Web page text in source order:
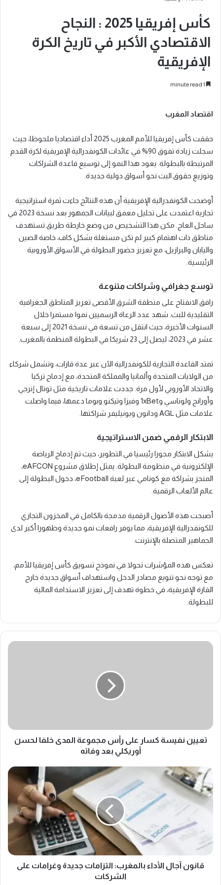
كأس إفريقيا 2025 : النجاح
الاقتصادي الأكبر في تاريخ الكرة
الإفريقية
اقتصاد المغرب
حققت كأس إفريقيا للأمم المغرب 2025 أداء اقتصاديا ملحوظا، حيث
سجلت زيادة تفوق 90% في عائدات الكونفدرالية الإفريقية لكرة القدم
المرتبطة بالبطولة. يعود هذا النمو إلى توسيع قاعدة الشراكات
وتوزيع حقوق البث نحو أسواق دولية جديدة.
أوضحت الكونفدرالية الإفريقية أن هذه النتائج جاءت ثمرة استراتيجية
تجارية اعتمدت على تحليل معمق لبيانات الجمهور بعد نسخة 2023 في
ساحل العاج. مكن هذا التشخيص من وضع خارطة طريق تستهدف
مناطق ذات اهتمام كبير لم تكن مستغلة بشكل كاف، خاصة الصين
واليابان والبرازيل، مع تعزيز حضور البطولة في الأسواق الأوروبية
الرئيسية.
توسع جغرافي وشراكات متنوعة
رافق الانفتاح على منطقة الشرق الأقصى تعزيز المناطق الجغرافية
التقليدية للبث. شهد عدد الرعاة الرسميين نموا مستمرا خلال
السنوات الأخيرة، حيث انتقل من تسعة في نسخة 2021 إلى سبعة
عشر في 2023، ليصل إلى 23 شريكا في البطولة المنظمة بالمغرب.
تمتد القاعدة التجارية للكونفدرالية الآن عبر عدة قارات، وتشمل شركاء
من الولايات المتحدة وألمانيا والمملكة المتحدة، مع إدماج تركيا
والاتحاد الأوروبي لأول مرة. جددت علامات تاريخية مثل توتال إنرجي
وأورانج ولوناسي و1xBet وفيزا وتيكنو وبوما دعمها، فيما واصلت
علامات مثل AGL ودانون ويونيليفر شراكتها.
الابتكار الرقمي ضمن الاستراتيجية
يشكل الابتكار محورا رئيسيا في التطوير، حيث تم إدماج الرياضة
الإلكترونية في منظومة البطولة. يمثل إطلاق مشروع eAFCON،
المنجز بشراكة مع كونامي عبر لعبة eFootball، دخول البطولة إلى
عالم الألعاب الرقمية.
أصبحت هذه الأصول الرقمية مدمجة بالكامل في المخزون التجاري
للكونفدرالية الإفريقية، مما يوفر رافعات نمو جديدة وظهورا أكبر لدى
الجماهير المتصلة بالإنترنت.
تعكس هذه المؤشرات تحولا في نموذج تسويق كأس إفريقيا للأمم،
مع توجه نحو تنويع مصادر الدخل واستهداف أسواق جديدة خارج
القارة الإفريقية، في خطوة تهدف إلى تعزيز الاستدامة المالية
للبطولة.
تعيين
لحسن
أوريكلي
تعيين نفيسة كسار على رأس مجموعة المدى خلفا لحسن
أوريكلي بعد وفاته
قانون
آجال
الأداء
بالمغرب:
وغرامات
على
الشركات
قانون آجال الأداء بالمغرب: التزامات جديدة وغرامات على
الشركات